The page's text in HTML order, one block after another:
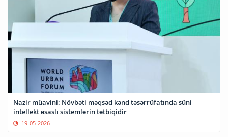
Nazir müavini: Növbəti məqsəd kənd təsərrüfatında süni
intellekt əsaslı sistemlərin tətbiqidir
19-05-2026